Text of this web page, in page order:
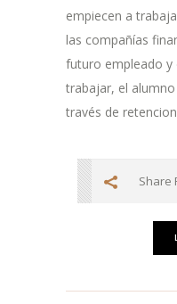
empiecen a
las compañías
futuro empleado y
trabajar, el
través de
Share